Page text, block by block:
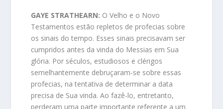
GAYE STRATHEARN: O Velho e o Novo
Testamentos estão repletos de profecias sobre
os sinais do tempo. Esses sinais precisavam ser
cumpridos antes da vinda do Messias em Sua
glória. Por séculos, estudiosos e clérigos
semelhantemente debruçaram-se sobre essas
profecias, na tentativa de determinar a data
precisa de Sua vinda. Ao fazê-lo, entretanto,
perderam uma parte importante referente a um